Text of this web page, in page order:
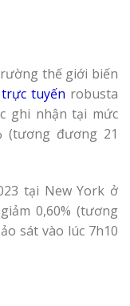
thế giới biến
tuyến robusta
ghi nhận tại mức
(tương đương 21
tại New York ở
0,60% (tương
sát vào lúc 7h10